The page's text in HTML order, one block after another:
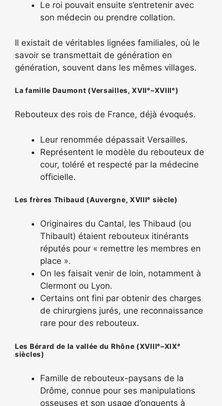
Le roi pouvait ensuite s’entretenir avec
son médecin ou prendre collation.
Il existait de véritables lignées familiales, où le
savoir se transmettait de génération en
génération, souvent dans les mêmes villages.
La famille Daumont (Versailles, XVIIᵉ–XVIIIᵉ)
Rebouteux des rois de France, déjà évoqués.
Leur renommée dépassait Versailles.
Représentent le modèle du rebouteux de
cour, toléré et respecté par la médecine
officielle.
Les frères Thibaud (Auvergne, XVIIIᵉ siècle)
Originaires du Cantal, les Thibaud (ou
Thibault) étaient rebouteux itinérants
réputés pour « remettre les membres en
place ».
On les faisait venir de loin, notamment à
Clermont ou Lyon.
Certains ont fini par obtenir des charges
de chirurgiens jurés, une reconnaissance
rare pour des rebouteux.
Les Bérard de la vallée du Rhône (XVIIIᵉ–XIXᵉ
siècles)
Famille de rebouteux-paysans de la
Drôme, connue pour ses manipulations
osseuses et son usage d’onguents à